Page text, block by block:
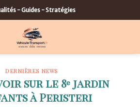
- Guides - Stratégies
DERNIÈRES NEWS
sur le 8ᵉ jardin
à Peristeri